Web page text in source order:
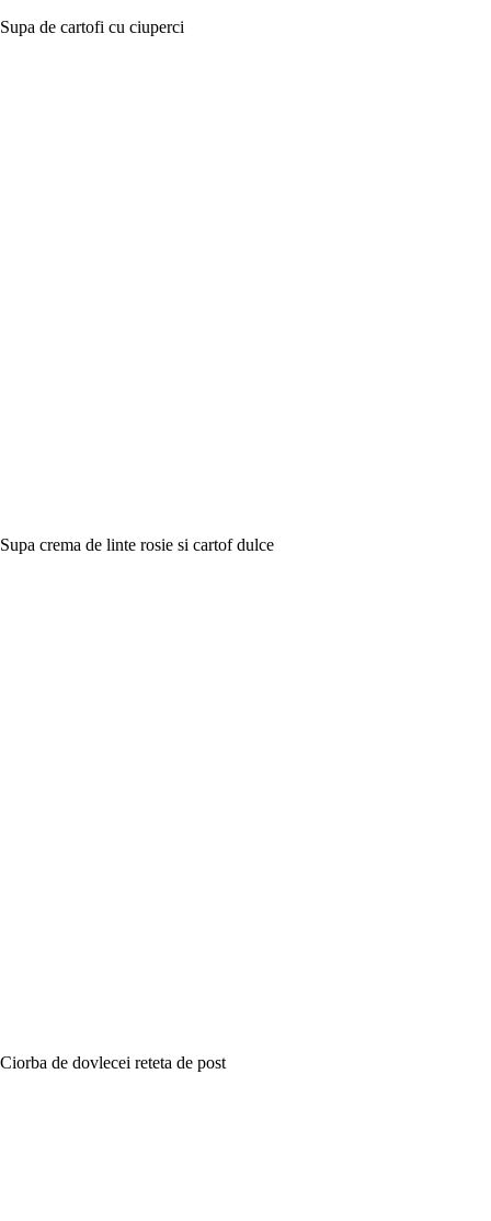
Supa de cartofi cu ciuperci
Supa crema de linte rosie si cartof dulce
Ciorba de dovlecei reteta de post